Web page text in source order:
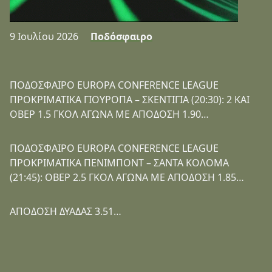
9 Ιουλίου 2026 Ποδόσφαιρο
ΠΟΔΟΣΦΑΙΡΟ EUROPA CONFERENCE LEAGUE
ΠΡΟΚΡΙΜΑΤΙΚΑ ΓΙΟΥΡΟΠΑ – ΣΚΕΝΤΙΓΙΑ (20:30): 2 ΚΑΙ
ΟΒΕΡ 1.5 ΓΚΟΛ ΑΓΩΝΑ ΜΕ ΑΠΟΔΟΣΗ 1.90…
ΠΟΔΟΣΦΑΙΡΟ EUROPA CONFERENCE LEAGUE
ΠΡΟΚΡΙΜΑΤΙΚΑ ΠΕΝΙΜΠΟΝΤ – ΣΑΝΤΑ ΚΟΛΟΜΑ
(21:45): ΟΒΕΡ 2.5 ΓΚΟΛ ΑΓΩΝΑ ΜΕ ΑΠΟΔΟΣΗ 1.85…
ΑΠΟΔΟΣΗ ΔΥΑΔΑΣ 3.51…